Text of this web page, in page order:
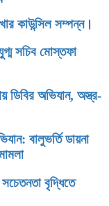
কাউন্সিল সম্পন্ন।
সচিব মোস্তফা
ডিবির অভিযান, অস্ত্র-
বালুভর্তি ডায়না
বৃদ্ধিতে